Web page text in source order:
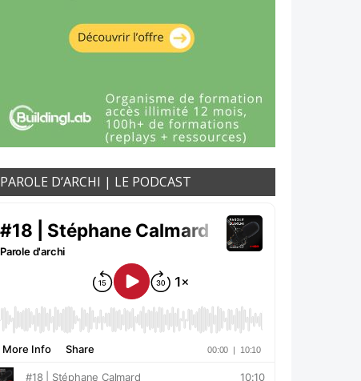
PAROLE D’ARCHI | LE PODCAST